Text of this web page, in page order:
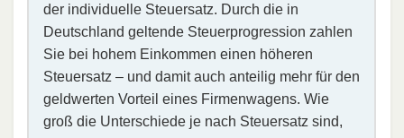
der individuelle Steuersatz. Durch die in
Deutschland geltende Steuerprogression zahlen
Sie bei hohem Einkommen einen höheren
Steuersatz – und damit auch anteilig mehr für den
geldwerten Vorteil eines Firmenwagens. Wie
groß die Unterschiede je nach Steuersatz sind,